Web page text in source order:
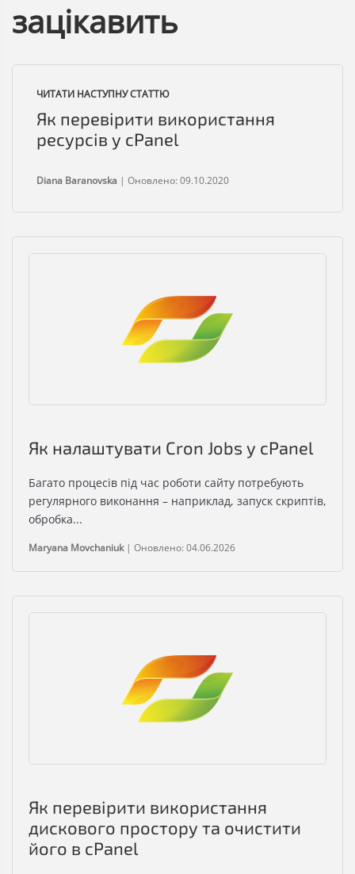
зацікавить
ЧИТАТИ НАСТУПНУ СТАТТЮ
Як перевірити використання
ресурсів у cPanel
Diana Baranovska | Оновлено: 09.10.2020
Як налаштувати Cron Jobs у cPanel
Багато процесів під час роботи сайту потребують
регулярного виконання – наприклад, запуск скриптів,
обробка...
Maryana Movchaniuk| Оновлено: 04.06.2026
Як перевірити використання
дискового простору та очистити
його в cPanel